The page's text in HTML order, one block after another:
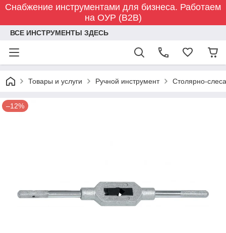
Снабжение инструментами для бизнеса. Работаем
на ОУР (B2B)
ВСЕ ИНСТРУМЕНТЫ ЗДЕСЬ
Товары и услуги Ручной инструмент Столярно-
–12%